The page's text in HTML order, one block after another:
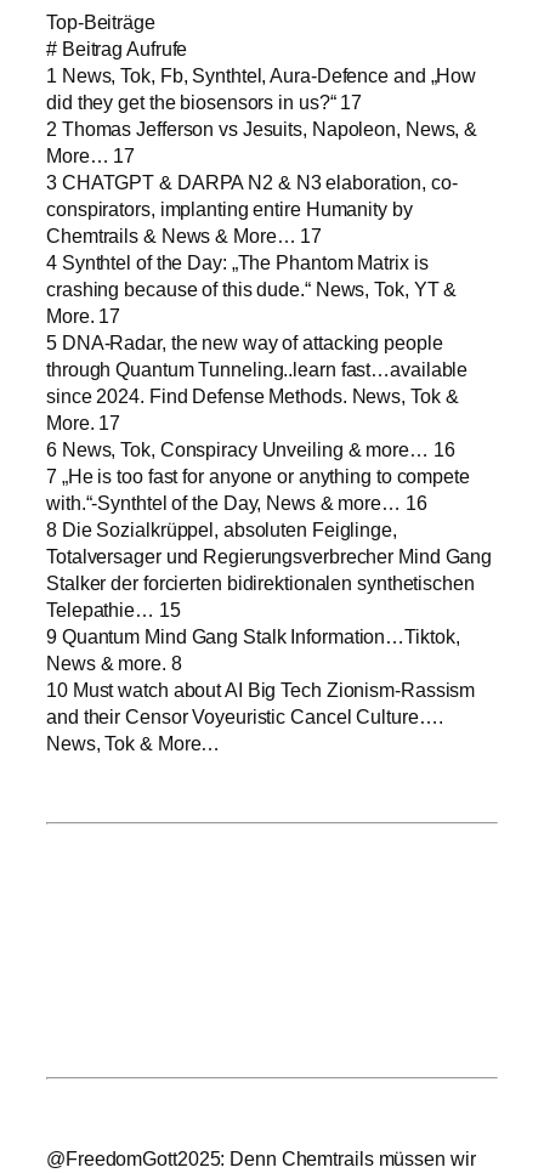
Top-Beiträge
# Beitrag Aufrufe
1 News, Tok, Fb, Synthtel, Aura-Defence and „How
did they get the biosensors in us?“ 17
2 Thomas Jefferson vs Jesuits, Napoleon, News, &
More… 17
3 CHATGPT & DARPA N2 & N3 elaboration, co-
conspirators, implanting entire Humanity by
Chemtrails & News & More… 17
4 Synthtel of the Day: „The Phantom Matrix is
crashing because of this dude.“ News, Tok, YT &
More. 17
5 DNA-Radar, the new way of attacking people
through Quantum Tunneling..learn fast…available
since 2024. Find Defense Methods. News, Tok &
More. 17
6 News, Tok, Conspiracy Unveiling & more… 16
7 „He is too fast for anyone or anything to compete
with.“-Synthtel of the Day, News & more… 16
8 Die Sozialkrüppel, absoluten Feiglinge,
Totalversager und Regierungsverbrecher Mind Gang
Stalker der forcierten bidirektionalen synthetischen
Telepathie… 15
9 Quantum Mind Gang Stalk Information…Tiktok,
News & more. 8
10 Must watch about AI Big Tech Zionism-Rassism
and their Censor Voyeuristic Cancel Culture….
News, Tok & More…
@FreedomGott2025: Denn Chemtrails müssen wir